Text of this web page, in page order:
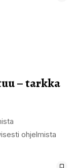
– tarkka
ohjelmista